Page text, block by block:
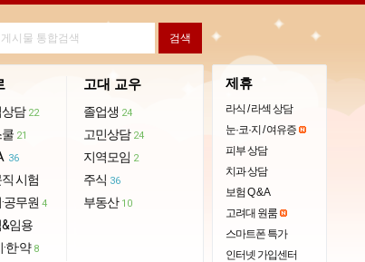
담 22
쿨 21
36
시험
공무원 4
&임용
한·약 8
고대 교우
졸업생 24
고민상담 24
지역모임 2
주식 36
부동산 10
제휴
라식 / 라섹 상담
눈·코·지 / 여유증
피부 상담
치과 상담
보험 Q & A
고려대 원룸
스마트폰 특가
인터넷 가입센터